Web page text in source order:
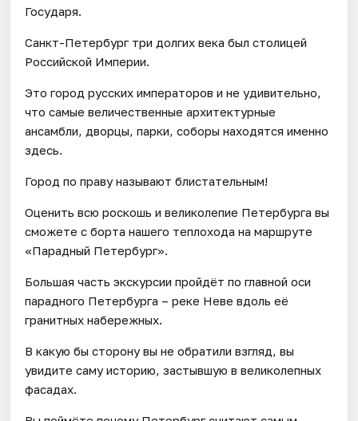
Государя.
Санкт-Петербург три долгих века был столицей
Российской Империи.
Это город русских императоров и не удивительно,
что самые величественные архитектурные
ансамбли, дворцы, парки, соборы находятся именно
здесь.
Город по праву называют блистательным!
Оценить всю роскошь и великолепие Петербурга вы
сможете с борта нашего теплохода на маршруте
«Парадный Петербург».
Большая часть экскурсии пройдёт по главной оси
парадного Петербурга – реке Неве вдоль её
гранитных набережных.
В какую бы сторону вы не обратили взгляд, вы
увидите саму историю, застывшую в великолепных
фасадах.